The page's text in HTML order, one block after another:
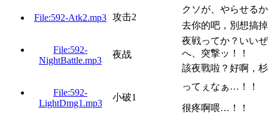
File:592-Atk2.mp3 攻击2
クソが、やらせる
去你的吧，別想搞
File:592-
NightBattle.mp3
夜战
夜戦ってか？いい
へ、突撃ッ！！
該夜戰啦？好啊，
File:592-
LightDmg1.mp3
小破1
ってぇなぁ…！！
很疼啊喂…！！